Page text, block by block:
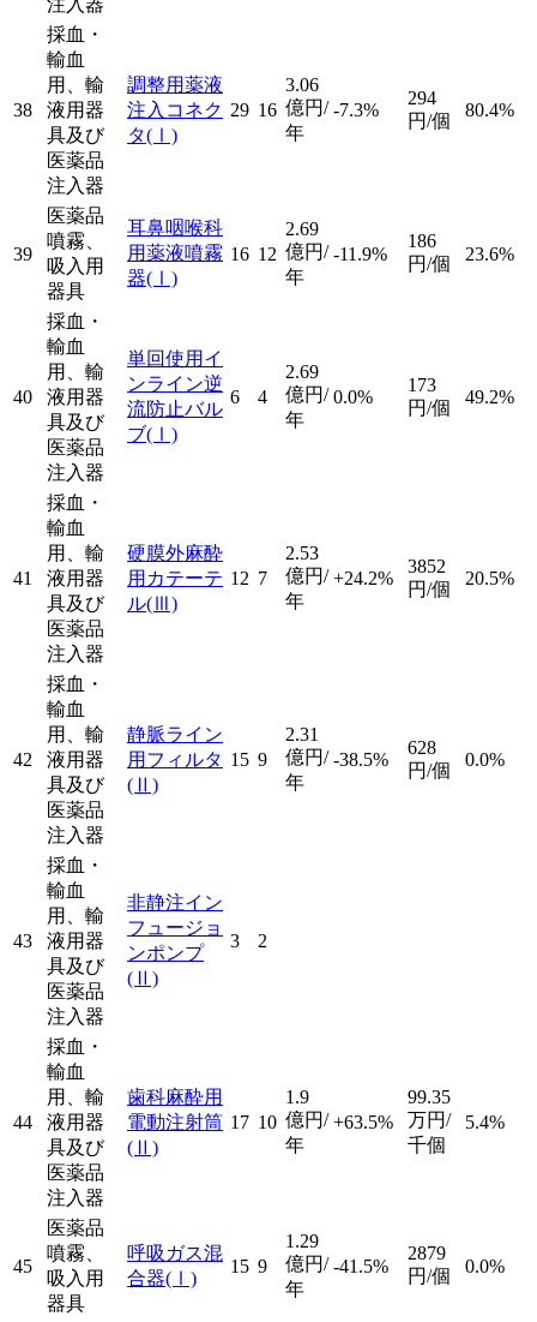
注入器
38
採血・
輸血
用、輸
液用器
具及び
医薬品
注入器
調整用薬液
注入コネク
タ(Ⅰ)
29 16
3.06
億円/
年
-7.3%
294
円/個
80.4%
39
医薬品
噴霧、
吸入用
器具
耳鼻咽喉科
用薬液噴霧
器(Ⅰ)
16 12
2.69
億円/
年
-11.9%
186
円/個
23.6%
40
採血・
輸血
用、輸
液用器
具及び
医薬品
注入器
単回使用イ
ンライン逆
流防止バル
ブ(Ⅰ)
6 4
2.69
億円/
年
0.0%
173
円/個
49.2%
41
採血・
輸血
用、輸
液用器
具及び
医薬品
注入器
硬膜外麻酔
用カテーテ
ル(Ⅲ)
12 7
2.53
億円/
年
+24.2%
3852
円/個
20.5%
42
採血・
輸血
用、輸
液用器
具及び
医薬品
注入器
静脈ライン
用フィルタ
(Ⅱ)
15 9
2.31
億円/
年
-38.5%
628
円/個
0.0%
43
採血・
輸血
用、輸
液用器
具及び
医薬品
注入器
非静注イン
フュージョ
ンポンプ
(Ⅱ)
3 2
44
採血・
輸血
用、輸
液用器
具及び
医薬品
注入器
歯科麻酔用
電動注射筒
(Ⅱ)
17 10
1.9
億円/
年
+63.5%
99.35
万円/
千個
5.4%
45
医薬品
噴霧、
吸入用
器具
呼吸ガス混
合器(Ⅰ)
15 9
1.29
億円/
年
-41.5%
2879
円/個
0.0%